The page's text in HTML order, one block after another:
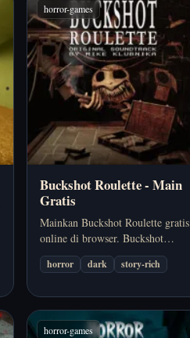
horror-games
Buckshot Roulette - Main
Gratis
Mainkan Buckshot Roulette gratis
online di browser. Buckshot
Roulette adalah game horor
browser yang menjaga tekanan
objektif bertahan hidup yang
jelas. Cocok kalau kamu ingin…
horror dark story-rich
horror-games